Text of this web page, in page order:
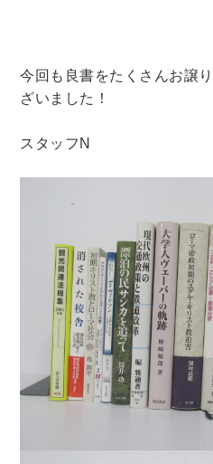
今回も良書をたくさんお譲
ざいました！
スタッフN